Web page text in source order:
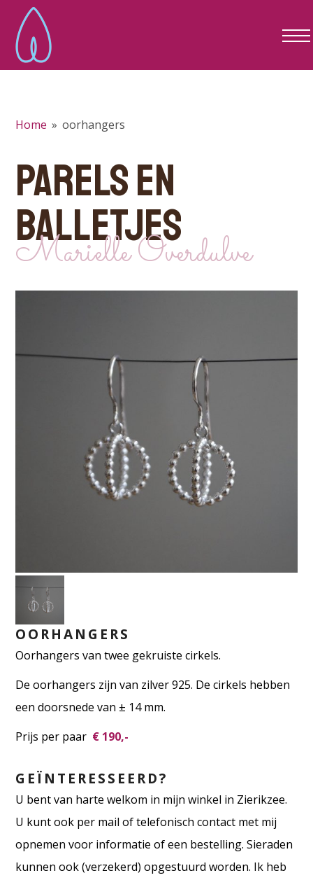
Home » oorhangers
PARELS EN
BALLETJES
Marielle Overdulve
OORHANGERS
Oorhangers van twee gekruiste cirkels.
De oorhangers zijn van zilver 925. De cirkels hebben
een doorsnede van ± 14 mm.
Prijs per paar € 190,-
GEÏNTERESSEERD?
U bent van harte welkom in mijn winkel in Zierikzee.
U kunt ook per mail of telefonisch contact met mij
opnemen voor informatie of een bestelling. Sieraden
kunnen ook (verzekerd) opgestuurd worden. Ik heb